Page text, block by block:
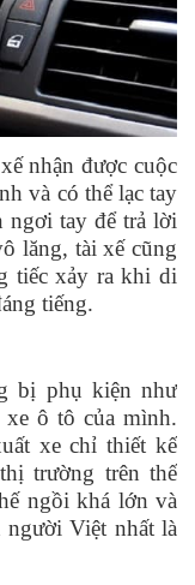
nhận được cuộc
và có thể lạc tay
ngơi tay để trả lời
lăng, tài xế cũng
tiếc xảy ra khi di
tiếng.
bị phụ kiện như
ô tô của mình.
xe chỉ thiết kế
trường trên thế
ngồi khá lớn và
Việt nhất là